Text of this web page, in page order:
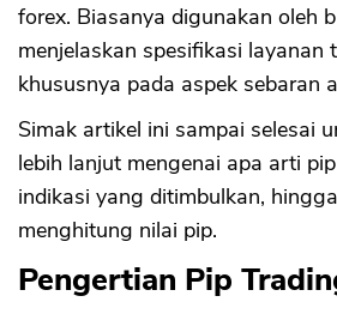
forex. Biasanya digunakan oleh
menjelaskan spesifikasi layanan
khususnya pada aspek sebaran
Simak artikel ini sampai selesai
lebih lanjut mengenai apa arti
indikasi yang ditimbulkan,
menghitung nilai pip.
Pengertian Pip